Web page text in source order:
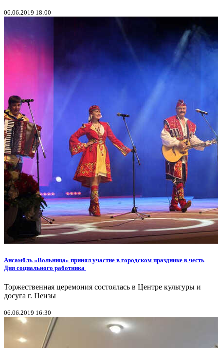
06.06.2019 18:00
Ансамбль «Вольница» принял участие в городском празднике в честь
Дня социального работника
Торжественная церемония состоялась в Центре культуры и
досуга г. Пензы
06.06.2019 16:30